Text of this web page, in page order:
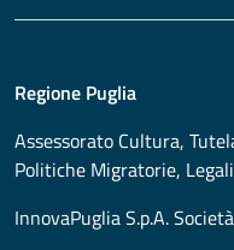
Regione Puglia
Assessorato Cultura,
Politiche Migratorie,
InnovaPuglia S.p.A.